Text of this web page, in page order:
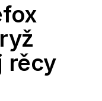
rěcy